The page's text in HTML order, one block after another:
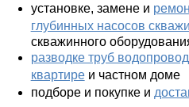
установке, замене и
глубинных насосов
скважинного
разводке труб
квартиреи частном доме
подборе и покупке и